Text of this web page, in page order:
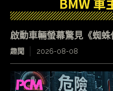
啟動車輛螢幕驚見《蜘
趣聞 2026-08-08